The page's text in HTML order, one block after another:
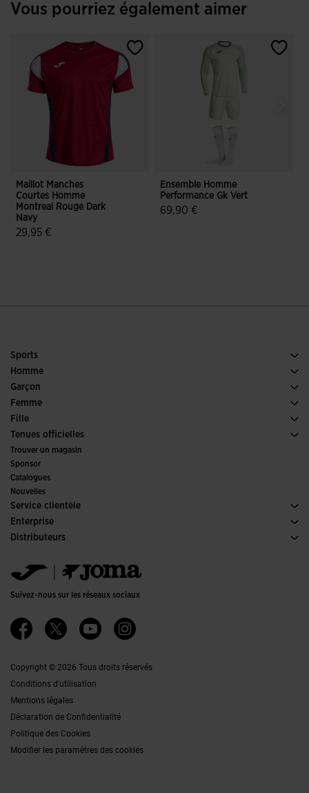
Vous pourriez également aimer
Maillot Manches
Courtes Homme
Montreal Rouge Dark
Navy
29,95 €
Ensemble Homme
Performance Gk Vert
69,90 €
Sports
Running
Football
Padel
Trail Running
Homme
Chaussures Homme
Sports
Garçon
Voir tous les vêtements Garçon
Femme
Chaussures Femme
Sports
Fille
Voir tous les vêtements Fille
Tenues officielles
Football
Futsal
Comités et fédérations
Éditions Spéciales
Trouver un magasin
Sponsor
Catalogues
Nouvelles
Service clientèle
Conditions de Vente
Transport-et-livraison
FAQs
Enterprise
Histoire
Canal éthique
Politique de qualité et d'environnement
Emplois
Ethics Channel
Distributeurs
Jomanet
Service Marketing
Contacter
Suivez-nous sur les réseaux sociaux
Copyright © 2026 Tous droits réservés
Conditions d'utilisation
Mentions légales
Déclaration de Confidentialité
Politique des Cookies
Modifier les paramètres des cookies